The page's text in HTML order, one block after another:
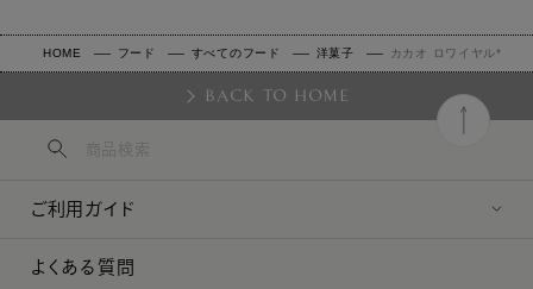
HOME フード すべてのフード 洋菓子 カカオ ロワイヤル*
BACK TO HOME
ご利用ガイド
よくある質問